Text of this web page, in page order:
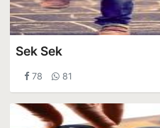
Sek Sek
78 81